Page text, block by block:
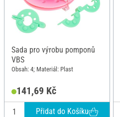
Sada pro výrobu pomponů
VBS
Obsah: 4; Materiál: Plast
141,69 Kč
Přidat do Košíku